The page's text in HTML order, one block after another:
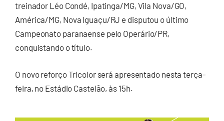
treinador Léo Condé, Ipatinga/MG, Vila Nova/GO,
América/MG, Nova Iguaçu/RJ e disputou o último
Campeonato paranaense pelo Operário/PR,
conquistando o título.
O novo reforço Tricolor será apresentado nesta terça-
feira, no Estádio Castelão, às 15h.